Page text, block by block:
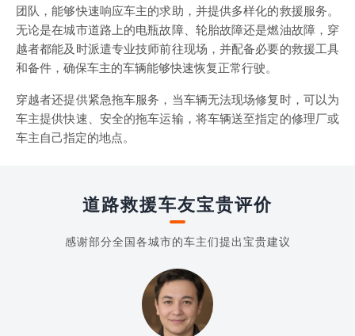
团队，能够快速响应车主的求助，并提供多样化的救援服务。
无论是在城市道路上的电瓶故障、轮胎故障还是燃油故障，穿
越者都能及时派遣专业技师前往现场，并配备必要的救援工具
和备件，确保车主的车辆能够快速恢复正常行驶。
穿越者还提供紧急拖车服务，当车辆无法现场修复时，可以为
车主提供快速、安全的拖车运输，将车辆送至指定的修理厂或
车主自己指定的地点。
道路救援车友宝贵评价
感谢部分全国各城市的车主们提出宝贵建议